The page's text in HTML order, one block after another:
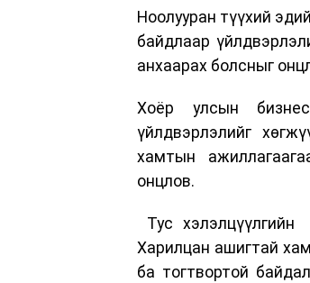
Ноолууран түүхий
байдлаар
анхаарах болсныг
Хоёр улсын бизнес
үйлдвэрлэлийг
хамтын
онцлов.
Тус
Харилцан ашигтай
ба тогтвортой